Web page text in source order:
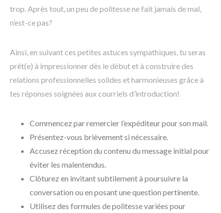
trop. Après tout, un peu de politesse ne fait jamais de mal,
n’est-ce pas?
Ainsi, en suivant ces petites astuces sympathiques, tu seras
prêt(e) à impressionner dès le début et à construire des
relations professionnelles solides et harmonieuses grâce à
tes réponses soignées aux courriels d’introduction!
Commencez par remercier l’expéditeur pour son mail.
Présentez-vous brièvement si nécessaire.
Accusez réception du contenu du message initial pour
éviter les malentendus.
Clôturez en invitant subtilement à poursuivre la
conversation ou en posant une question pertinente.
Utilisez des formules de politesse variées pour